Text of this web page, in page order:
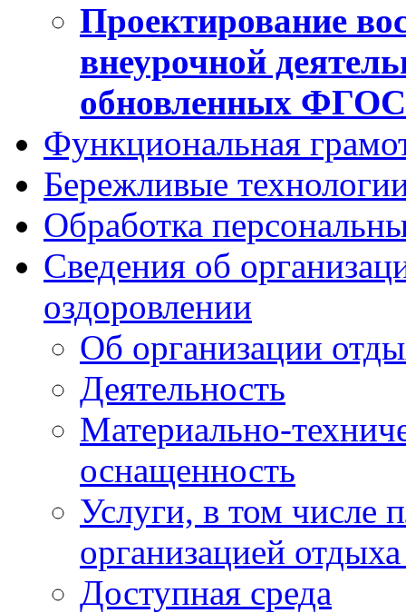
Проектирование
внеурочной
обновленных
Функциональная
Бережливые
Обработка
Сведения об
оздоровлении
Об организации
Деятельность
Материально-
оснащенность
Услуги, в том числе
организацией
Доступная среда